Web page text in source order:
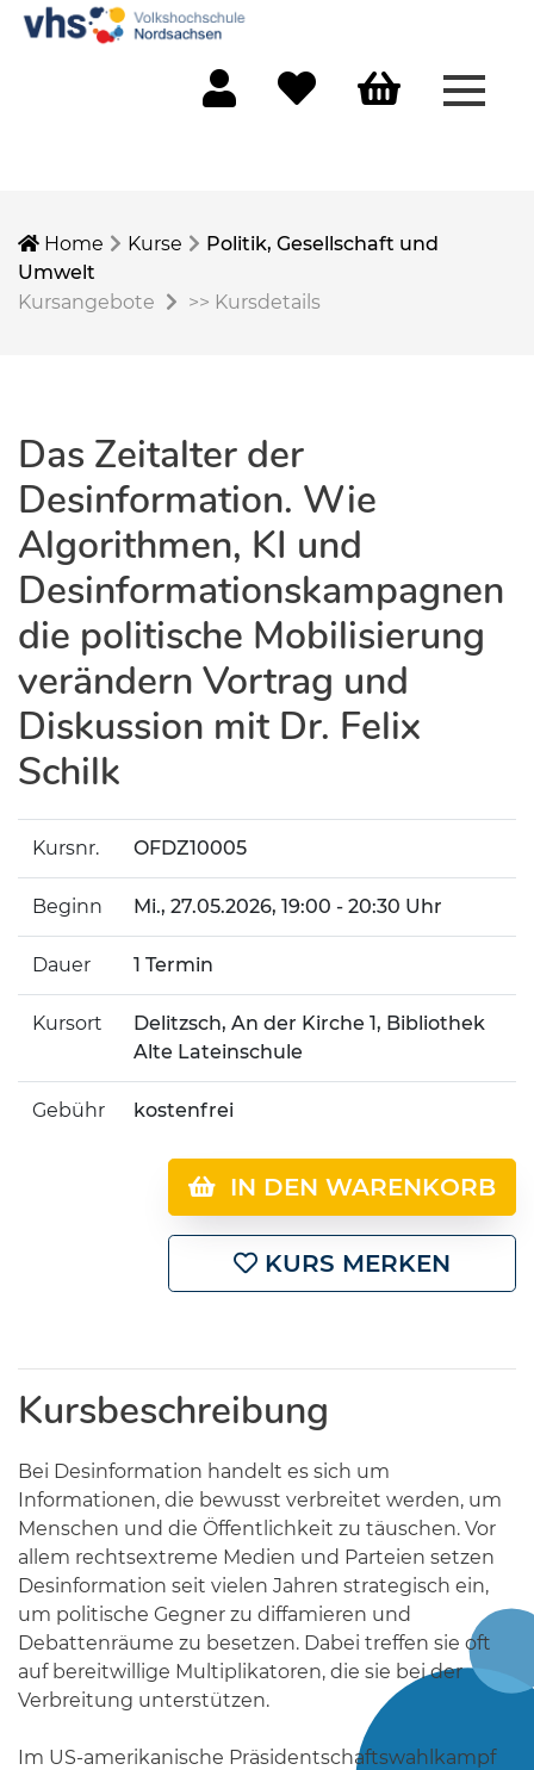
Home Kurse
Politik, Gesellschaft und
Umwelt
Kursangebote
>> Kursdetails
Das Zeitalter der
Desinformation. Wie
Algorithmen, KI und
Desinformationskampagnen
die politische Mobilisierung
verändern Vortrag und
Diskussion mit Dr. Felix
Schilk
Kursnr. OFDZ10005
Beginn Mi., 27.05.2026, 19:00 - 20:30 Uhr
Dauer 1 Termin
Kursort
Delitzsch, An der Kirche 1, Bibliothek
Alte Lateinschule
Gebühr kostenfrei
IN DEN WARENKORB
KURS MERKEN
Kursbeschreibung
Bei Desinformation handelt es sich um
Informationen, die bewusst verbreitet werden, um
Menschen und die Öffentlichkeit zu täuschen. Vor
allem rechtsextreme Medien und Parteien setzen
Desinformation seit vielen Jahren strategisch ein,
um politische Gegner zu diffamieren und
Debattenräume zu besetzen. Dabei treffen sie oft
auf bereitwillige Multiplikatoren, die sie bei der
Verbreitung unterstützen.
Im US-amerikanische Präsidentschaftswahlkampf